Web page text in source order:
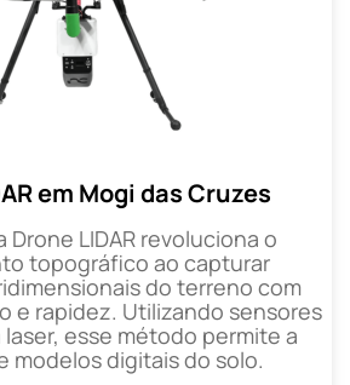
em Mogi das Cruzes
LIDAR revoluciona o
topográfico ao capturar
do terreno com
e rapidez. Utilizando sensores
esse método permite a
modelos digitais do solo.